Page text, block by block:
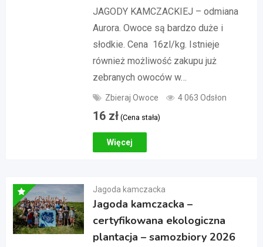
JAGODY KAMCZACKIEJ – odmiana
Aurora. Owoce są bardzo duże i
słodkie. Cena 16zl/kg. Istnieje
również możliwość zakupu już
zebranych owoców w…
Zbieraj Owoce 4 063 Odsłon
16 zł (Cena stała)
Więcej
Jagoda kamczacka
Jagoda kamczacka –
certyfikowana ekologiczna
plantacja – samozbiory 2026